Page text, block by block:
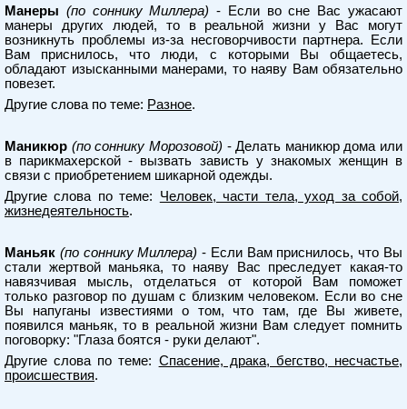
Манеры (по соннику Миллера) - Если во сне Вас ужасают
манеры других людей, то в реальной жизни у Вас могут
возникнуть проблемы из-за несговорчивости партнера. Если
Вам приснилось, что люди, с которыми Вы общаетесь,
обладают изысканными манерами, то наяву Вам обязательно
повезет.
Другие слова по теме: Разное.
Маникюр (по соннику Морозовой) - Делать маникюр дома или
в парикмахерской - вызвать зависть у знакомых женщин в
связи с приобретением шикарной одежды.
Другие слова по теме: Человек, части тела, уход за собой,
жизнедеятельность.
Маньяк (по соннику Миллера) - Если Вам приснилось, что Вы
стали жертвой маньяка, то наяву Вас преследует какая-то
навязчивая мысль, отделаться от которой Вам поможет
только разговор по душам с близким человеком. Если во сне
Вы напуганы известиями о том, что там, где Вы живете,
появился маньяк, то в реальной жизни Вам следует помнить
поговорку: "Глаза боятся - руки делают".
Другие слова по теме: Спасение, драка, бегство, несчастье,
происшествия.